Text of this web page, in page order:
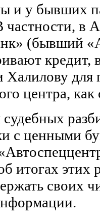
и у бывших
частности, в
(бывший
для
центра,
с ценными
итогах этих
своих